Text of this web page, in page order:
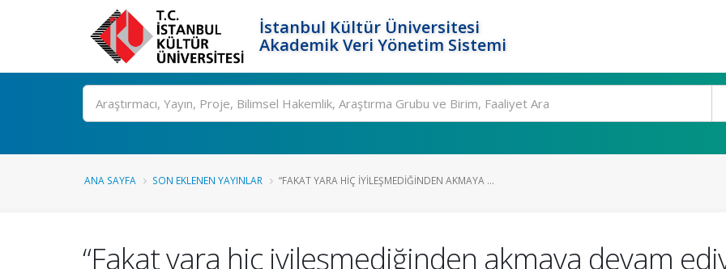
İstanbul Kültür Üniversitesi
Akademik Veri Yönetim Sistemi
Ara
ANA SAYFA SON EKLENEN YAYINLAR “FAKAT YARA HIÇ IYILEŞMEDIĞINDEN AKMAYA ...
“Fakat yara hiç iyileşmediğinden akmaya devam